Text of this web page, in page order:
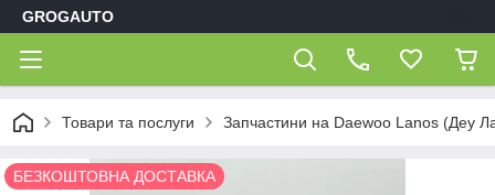
GROGAUTO
Товари та послуги Запчастини на Daewoo Lanos (Деу
БЕЗКОШТОВНА ДОСТАВКА